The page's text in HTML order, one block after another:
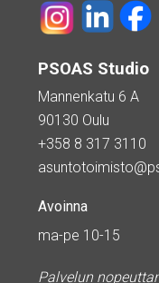
PSOAS Studio
Mannenkatu 6 A
90130 Oulu
+358 8 317 3110
Avoinna
ma-pe 10-15
Palvelun